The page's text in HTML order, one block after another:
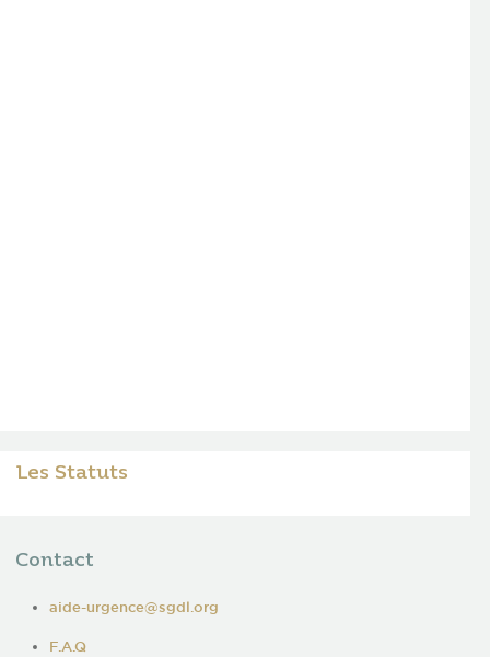
Les Statuts
Contact
aide-urgence@sgdl.org
F.A.Q